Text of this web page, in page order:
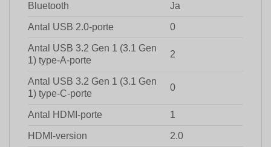
Bluetooth Ja
Antal USB 2.0-porte 0
Antal USB 3.2 Gen 1 (3.1 Gen
1) type-A-porte
2
Antal USB 3.2 Gen 1 (3.1 Gen
1) type-C-porte
0
Antal HDMI-porte 1
HDMI-version 2.0